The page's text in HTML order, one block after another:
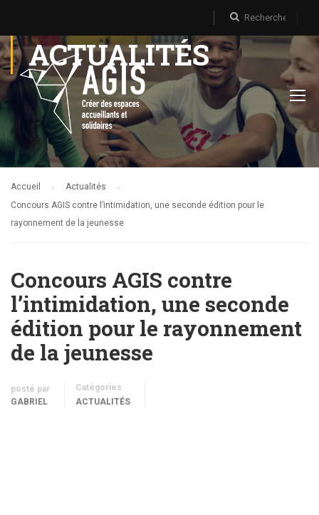
ACTUALITÉS
Accueil
Actualités
Concours AGIS contre l’intimidation, une seconde édition pour le
rayonnement de la jeunesse
Concours AGIS contre
l’intimidation, une seconde
édition pour le rayonnement
de la jeunesse
posté par
GABRIEL
Catégories
ACTUALITÉS